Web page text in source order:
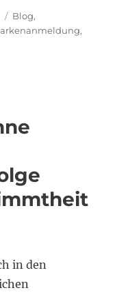
Kategorien
Blog,
,
in den